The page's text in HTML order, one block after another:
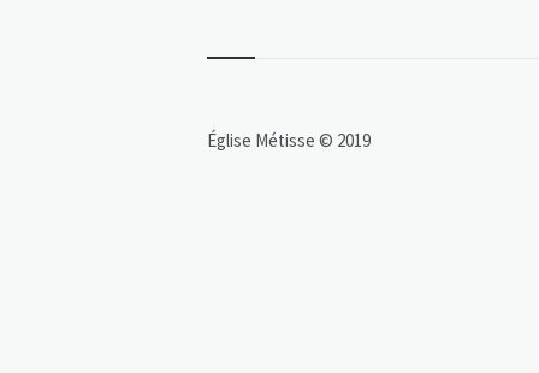
Église Métisse © 2019